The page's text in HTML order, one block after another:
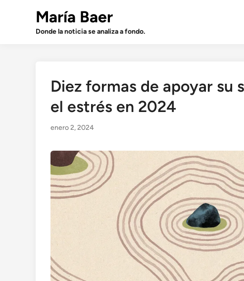
María Baer
Donde la noticia se analiza a fondo.
Diez formas de apoyar
el estrés en 2024
enero 2, 2024